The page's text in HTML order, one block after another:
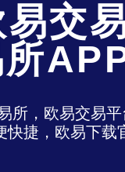
易交
所，欧易交易
快捷，欧易下载